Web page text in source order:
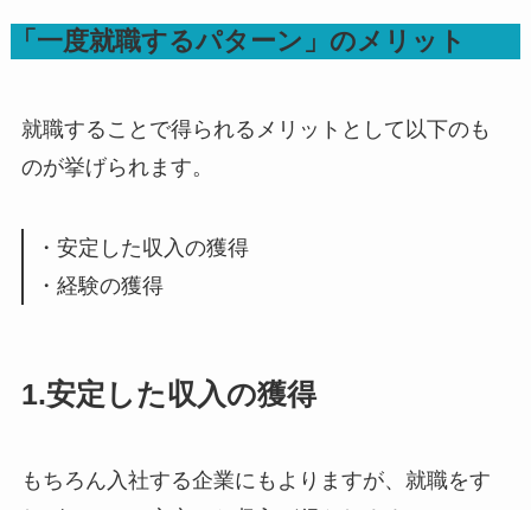
「一度就職するパターン」のメリット
就職することで得られるメリットとして以下のも
のが挙げられます。
・安定した収入の獲得
・経験の獲得
1.安定した収入の獲得
もちろん入社する企業にもよりますが、就職をす